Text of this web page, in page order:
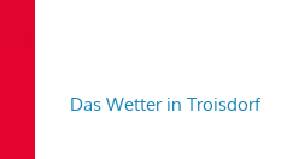
Das Wetter in Troisdorf